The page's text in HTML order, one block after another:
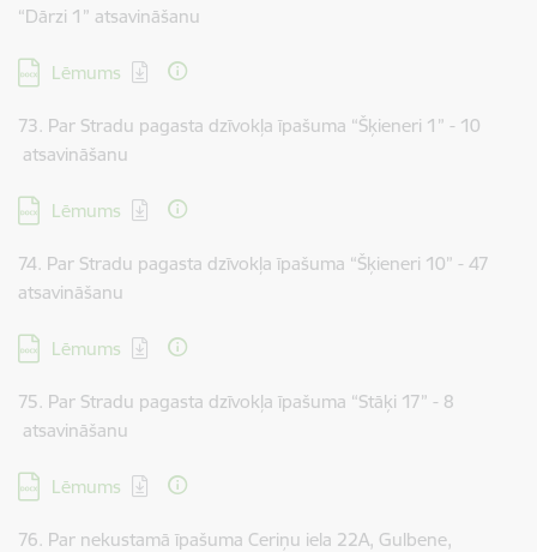
“Dārzi 1” atsavināšanu
Lejupielādēt:
Lēmums
73. Par Stradu pagasta dzīvokļa īpašuma “Šķieneri 1” - 10
atsavināšanu
Lejupielādēt:
Lēmums
74. Par Stradu pagasta dzīvokļa īpašuma “Šķieneri 10” - 47
atsavināšanu
Lejupielādēt:
Lēmums
75. Par Stradu pagasta dzīvokļa īpašuma “Stāķi 17” - 8
atsavināšanu
Lejupielādēt:
Lēmums
76. Par nekustamā īpašuma Ceriņu iela 22A, Gulbene,